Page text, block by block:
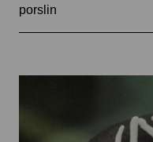
porslin